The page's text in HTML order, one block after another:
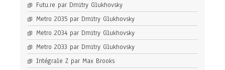
Futu.re par Dmitry Glukhovsky
Metro 2035 par Dmitry Glukhovsky
Metro 2034 par Dmitry Glukhovsky
Metro 2033 par Dmitry Glukhovsky
Intégrale Z par Max Brooks